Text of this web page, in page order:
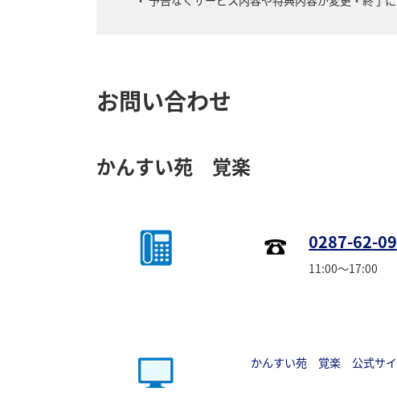
お問い合わせ
かんすい苑 覚楽
0287-62-
11:00～17:00
かんすい苑 覚楽 公式サ